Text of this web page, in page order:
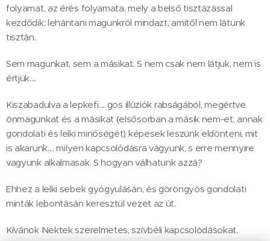
folyamat, az érés folyamata, mely a belső tisztázással
kezdődik: lehántani magunkról mindazt, amitől nem látunk
tisztán.
Sem magunkat, sem a másikat. S nem csak nem látjuk, nem is
értjük....
Kiszabadulva a lepkefi.... gos illúziók rabságából, megértve
önmagunkat és a másikat (elsősorban a másik nem-et, annak
gondolati és lelki minőségét) képesek leszünk eldönteni, mit
is akarunk.... milyen kapcsolódásra vágyunk, s erre mennyire
vagyunk alkalmasak. S hogyan válhatunk azzá?
Ehhez a lelki sebek gyógyulásán, és göröngyös gondolati
minták lebontásán keresztül vezet az út.
Kívánok Nektek szerelmetes, szívbéli kapcsolódásokat.